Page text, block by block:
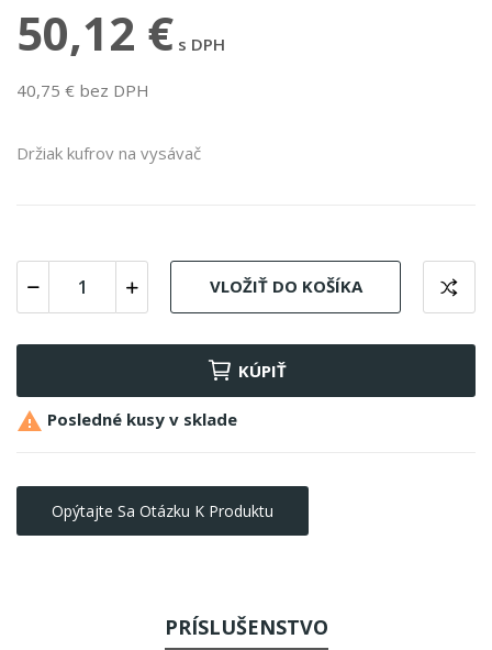
50,12 € s DPH
40,75 € bez DPH
Držiak kufrov na vysávač
VLOŽIŤ DO KOŠÍKA
KÚPIŤ
 Posledné kusy v sklade
Opýtajte Sa Otázku K Produktu
PRÍSLUŠENSTVO